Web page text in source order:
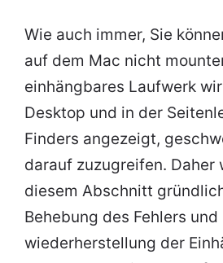
Wie auch immer, Sie
auf dem Mac nicht
einhängbares Laufwerk
Desktop und in der
Finders angezeigt,
darauf zuzugreifen. Daher
diesem Abschnitt
Behebung des Fehlers und
wiederherstellung der